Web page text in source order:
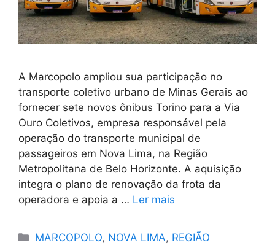
A Marcopolo ampliou sua participação no
transporte coletivo urbano de Minas Gerais ao
fornecer sete novos ônibus Torino para a Via
Ouro Coletivos, empresa responsável pela
operação do transporte municipal de
passageiros em Nova Lima, na Região
Metropolitana de Belo Horizonte. A aquisição
integra o plano de renovação da frota da
operadora e apoia a … Ler mais
Categorias
MARCOPOLO, NOVA LIMA, REGIÃO